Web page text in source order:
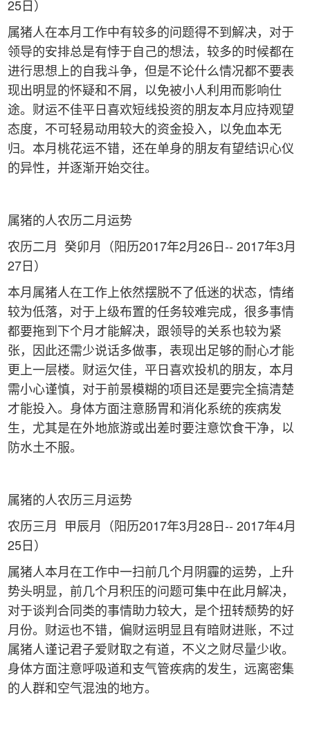
25日）
属猪人在本月工作中有较多的问题得不到解决，对于
领导的安排总是有悖于自己的想法，较多的时候都在
进行思想上的自我斗争，但是不论什么情况都不要表
现出明显的怀疑和不屑，以免被小人利用而影响仕
途。财运不佳平日喜欢短线投资的朋友本月应持观望
态度，不可轻易动用较大的资金投入，以免血本无
归。本月桃花运不错，还在单身的朋友有望结识心仪
的异性，并逐渐开始交往。
属猪的人农历二月运势
农历二月 癸卯月（阳历2017年2月26日-- 2017年3月
27日）
本月属猪人在工作上依然摆脱不了低迷的状态，情绪
较为低落，对于上级布置的任务较难完成，很多事情
都要拖到下个月才能解决，跟领导的关系也较为紧
张，因此还需少说话多做事，表现出足够的耐心才能
更上一层楼。财运欠佳，平日喜欢投机的朋友，本月
需小心谨慎，对于前景模糊的项目还是要完全搞清楚
才能投入。身体方面注意肠胃和消化系统的疾病发
生，尤其是在外地旅游或出差时要注意饮食干净，以
防水土不服。
属猪的人农历三月运势
农历三月 甲辰月（阳历2017年3月28日-- 2017年4月
25日）
属猪人本月在工作中一扫前几个月阴霾的运势，上升
势头明显，前几个月积压的问题可集中在此月解决，
对于谈判合同类的事情助力较大，是个扭转颓势的好
月份。财运也不错，偏财运明显且有暗财进账，不过
属猪人谨记君子爱财取之有道，不义之财尽量少收。
身体方面注意呼吸道和支气管疾病的发生，远离密集
的人群和空气混浊的地方。